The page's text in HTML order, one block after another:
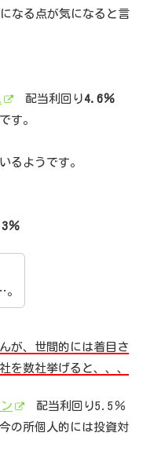
なる点が気になると言
配当利回り4.6％
す。
るようです。
％
が、世間的には着目さ
を数社挙げると、、、
配当利回り5.5％
の所個人的には投資対